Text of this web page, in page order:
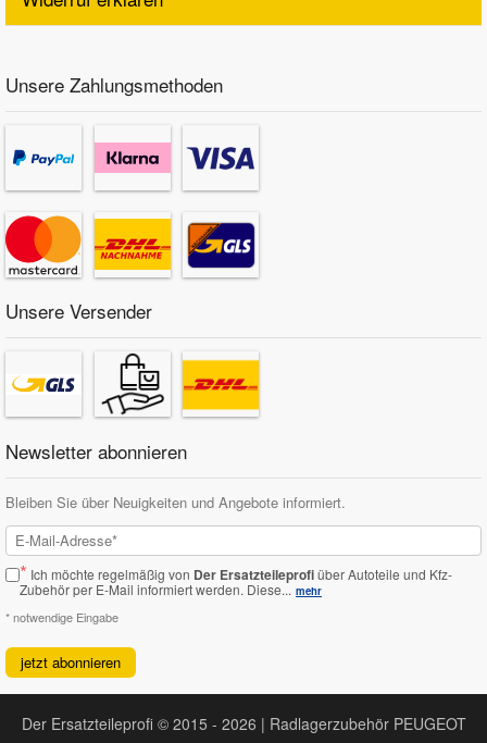
Unsere Zahlungsmethoden
Unsere Versender
Newsletter abonnieren
Bleiben Sie über Neuigkeiten und Angebote informiert.
* Ich möchte regelmäßig von Der Ersatzteileprofiüber Autoteile und Kfz-
Zubehör per E-Mail informiert werden. Diese... mehr
* notwendige Eingabe
jetzt abonnieren
Der Ersatzteileprofi © 2015 - 2026 | Radlagerzubehör PEUGEOT